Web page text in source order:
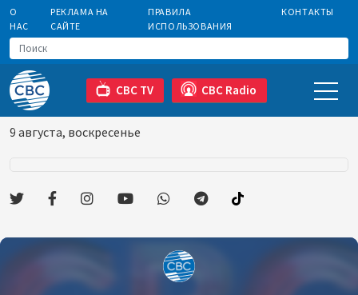
О
НАС
РЕКЛАМА НА
САЙТЕ
ПРАВИЛА
ИСПОЛЬЗОВАНИЯ
КОНТАКТЫ
CBC TV CBC Radio
9 августа, воскресенье